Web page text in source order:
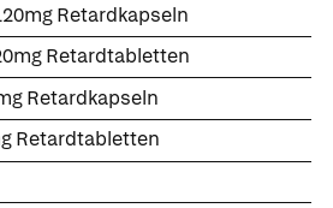
Retardkapseln
Retardtabletten
Retardkapseln
Retardtabletten